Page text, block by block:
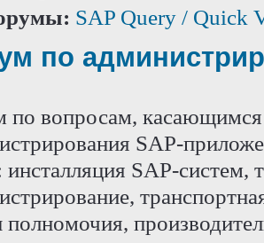
SAP Query / Quick
по
по вопросам, касающимся
SAP-
инсталляция SAP-систем,
полномочия,